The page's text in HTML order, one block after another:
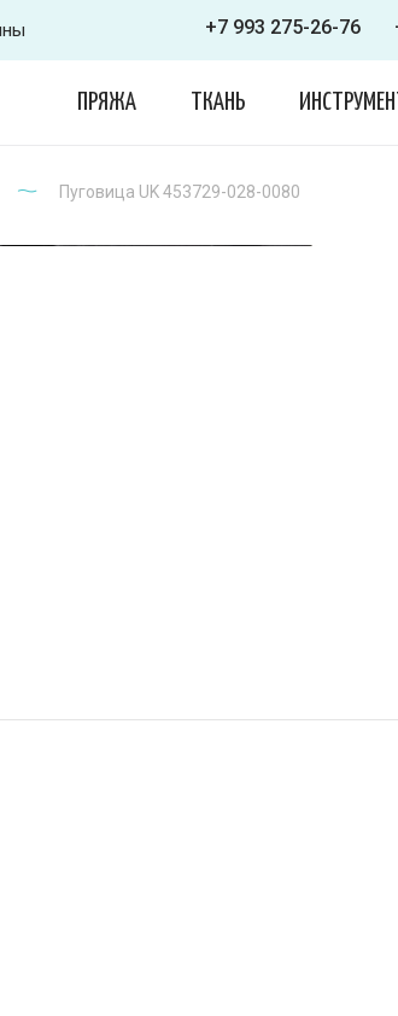
+7 993 275-26-76
ПРЯЖА ТКАНЬ
Пуговица UK 453729-028-0080